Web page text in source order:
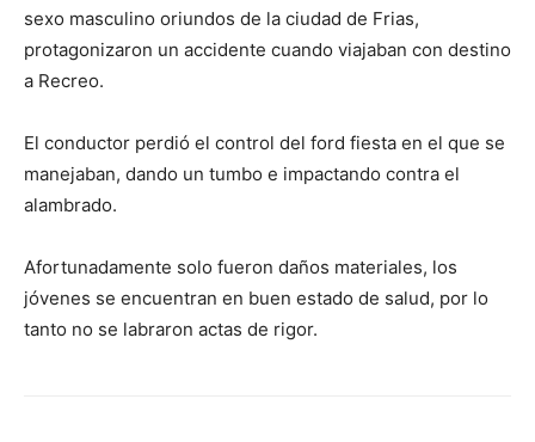
sexo masculino oriundos de la ciudad de Frias,
protagonizaron un accidente cuando viajaban con destino
a Recreo.
El conductor perdió el control del ford fiesta en el que se
manejaban, dando un tumbo e impactando contra el
alambrado.
Afortunadamente solo fueron daños materiales, los
jóvenes se encuentran en buen estado de salud, por lo
tanto no se labraron actas de rigor.